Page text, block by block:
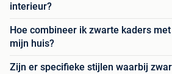
interieur?
Hoe combineer ik zwarte kaders
mijn huis?
Zijn er specifieke stijlen waarbij